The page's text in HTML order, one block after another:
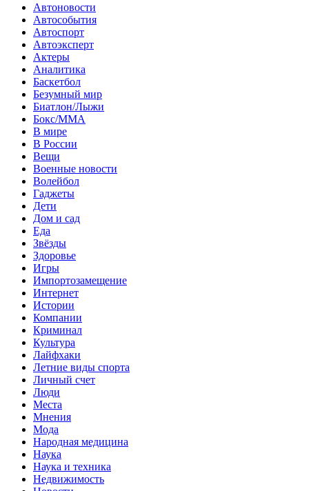
Автоновости
Автособытия
Автоспорт
Автоэксперт
Актеры
Аналитика
Баскетбол
Безумный мир
Биатлон/Лыжи
Бокс/MMA
В мире
В России
Вещи
Военные новости
Волейбол
Гаджеты
Дети
Дом и сад
Еда
Звёзды
Здоровье
Игры
Импортозамещение
Интернет
Истории
Компании
Криминал
Культура
Лайфхаки
Летние виды спорта
Личный счет
Люди
Места
Мнения
Мода
Народная медицина
Наука
Наука и техника
Недвижимость